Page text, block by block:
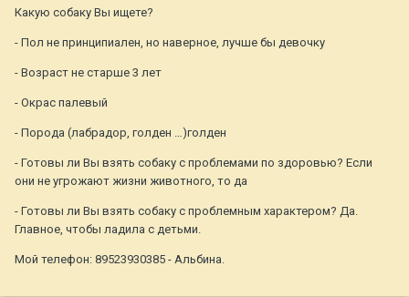
Какую собаку Вы ищете?
- Пол не принципиален, но наверное, лучше бы девочку
- Возраст не старше 3 лет
- Окрас палевый
- Порода (лабрадор, голден …)голден
- Готовы ли Вы взять собаку с проблемами по здоровью? Если
они не угрожают жизни животного, то да
- Готовы ли Вы взять собаку с проблемным характером? Да.
Главное, чтобы ладила с детьми.
Мой телефон: 89523930385 - Альбина.